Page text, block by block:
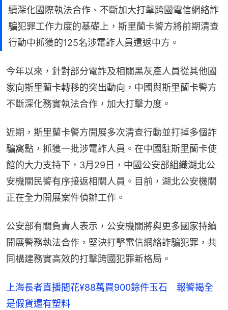
續深化國際執法合作、不斷加大打擊跨國電信網絡詐
騙犯罪工作力度的基礎上，斯里蘭卡警方將前期清查
行動中抓獲的125名涉電詐人員遣返中方。
今年以來，針對部分電詐及相關黑灰產人員從其他國
家向斯里蘭卡轉移的突出動向，中國與斯里蘭卡警方
不斷深化務實執法合作，加大打擊力度。
近期，斯里蘭卡警方開展多次清查行動並打掉多個詐
騙窩點，抓獲一批涉電詐人員。在中國駐斯里蘭卡使
館的大力支持下，3月29日，中國公安部組織湖北公
安機關民警有序接返相關人員。目前，湖北公安機關
正在全力開展案件偵辦工作。
公安部有關負責人表示，公安機關將與更多國家持續
開展警務執法合作，堅決打擊電信網絡詐騙犯罪，共
同構建務實高效的打擊跨國犯罪新格局。
上海長者直播間花¥88萬買900餘件玉石 報警揭全
是假貨還有塑料